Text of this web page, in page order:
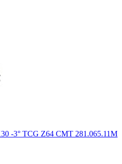
-3° TCG Z64 CMT 281.065.11M